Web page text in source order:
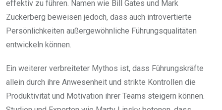
effektiv zu führen. Namen wie Bill Gates und Mark
Zuckerberg beweisen jedoch, dass auch introvertierte
Persönlichkeiten außergewöhnliche Führungsqualitäten
entwickeln können.
Ein weiterer verbreiteter Mythos ist, dass Führungskräfte
allein durch ihre Anwesenheit und strikte Kontrollen die
Produktivität und Motivation ihrer Teams steigern können.